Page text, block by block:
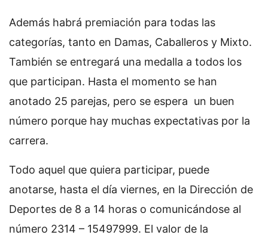
Además habrá premiación para todas las
categorías, tanto en Damas, Caballeros y Mixto.
También se entregará una medalla a todos los
que participan. Hasta el momento se han
anotado 25 parejas, pero se espera un buen
número porque hay muchas expectativas por la
carrera.
Todo aquel que quiera participar, puede
anotarse, hasta el día viernes, en la Dirección de
Deportes de 8 a 14 horas o comunicándose al
número 2314 – 15497999. El valor de la